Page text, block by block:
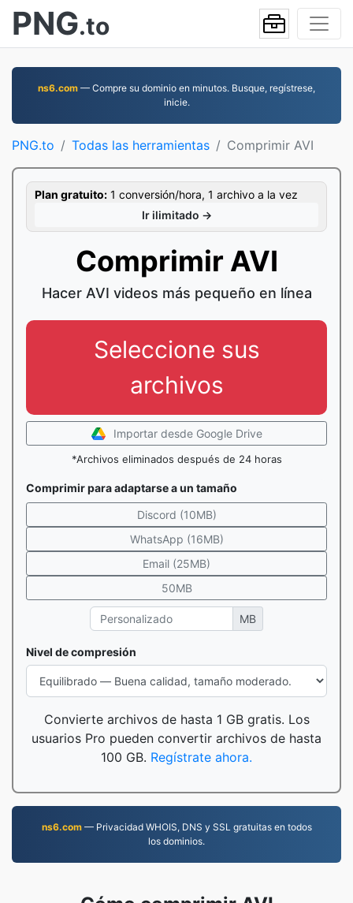
PNG.to
ns6.com — Compre su dominio en minutos. Busque, regístrese,
inicie.
PNG.to Todas las herramientas Comprimir AVI
Plan gratuito: 1 conversión/hora, 1 archivo a la vez
Ir ilimitado →
Comprimir AVI
Hacer AVI videos más pequeño en línea
Seleccione sus
archivos
Importar desde Google Drive
*Archivos eliminados después de 24 horas
Comprimir para adaptarse a un tamaño
Discord (10MB)
WhatsApp (16MB)
Email (25MB)
50MB
MB
Nivel de compresión
Convierte archivos de hasta 1 GB gratis. Los
usuarios Pro pueden convertir archivos de hasta
100 GB. Regístrate ahora.
ns6.com— Privacidad WHOIS, DNS y SSL gratuitas en todos
los dominios.